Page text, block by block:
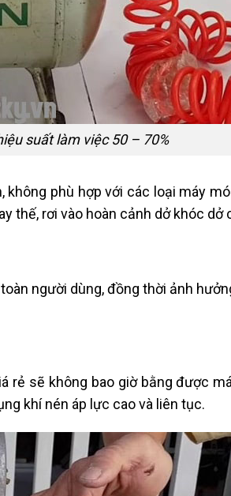
suất làm việc 50 – 70%
phù hợp với các loại máy
thế, rơi vào hoàn cảnh dở khóc dở
người dùng, đồng thời ảnh
sẽ không bao giờ bằng được
khí nén áp lực cao và liên tục.